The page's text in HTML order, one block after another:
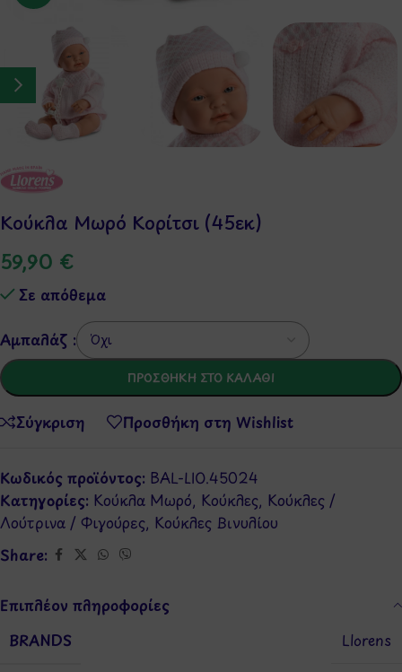
Κούκλα Μωρό Κορίτσι (45εκ)
59,90 €
Σε απόθεμα
Αμπαλάζ :
ΠΡΟΣΘΉΚΗ ΣΤΟ ΚΑΛΆΘΙ
Σύγκριση Προσθήκη στη Wishlist
Κωδικός προϊόντος: BAL-LIO.45024
Κατηγορίες: Κούκλα Μωρό, Κούκλες, Κούκλες /
Λούτρινα / Φιγούρες, Κούκλες Βινυλίου
Share:
Επιπλέον πληροφορίες
BRANDS
Llorens